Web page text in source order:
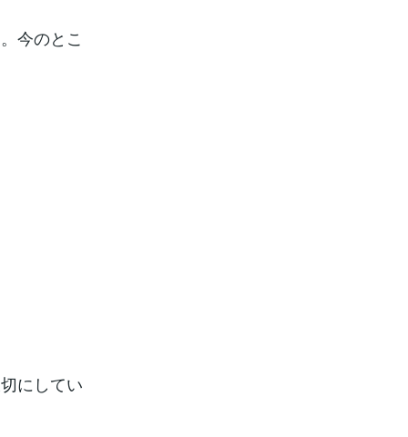
今のとこ
にしてい